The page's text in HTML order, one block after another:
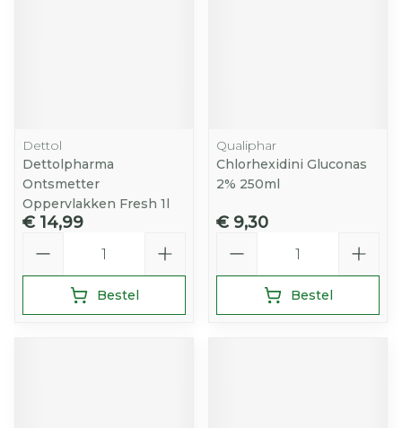
Dettol
Dettolpharma
Ontsmetter
Oppervlakken Fresh 1l
€ 14,99
Bestel
Qualiphar
Chlorhexidini Gluconas
2% 250ml
€ 9,30
Bestel